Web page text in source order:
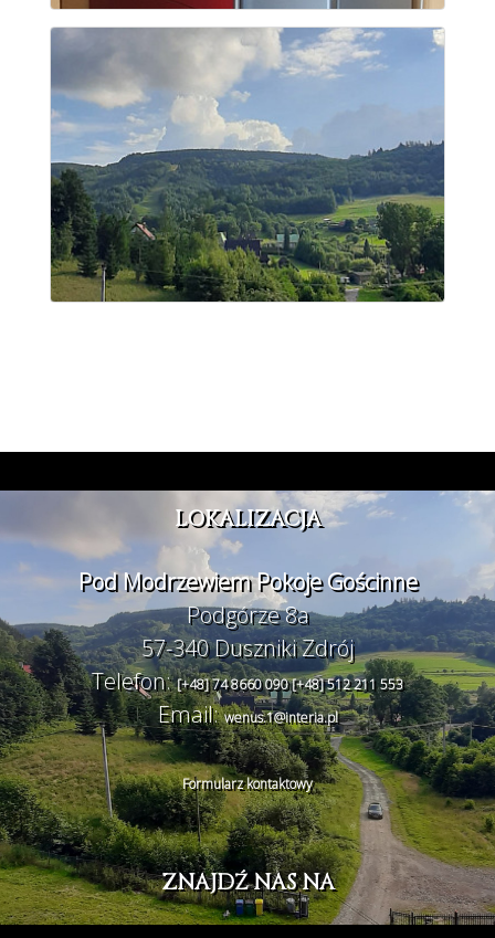
LOKALIZACJA
Pod Modrzewiem Pokoje Gościnne
Podgórze 8a
57-340 Duszniki Zdrój
Telefon:[+48] 74 8660 090[+48] 512 211 553
Email:wenus.1@interia.pl
Formularz kontaktowy
ZNAJDŹ NAS NA